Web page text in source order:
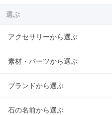
選ぶ
アクセサリーから選ぶ
素材・パーツから選ぶ
ブランドから選ぶ
石の名前から選ぶ